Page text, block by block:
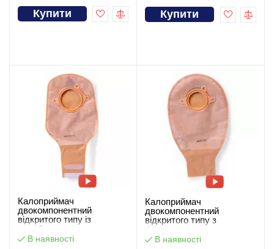
Купити Купити
Калоприймач
двокомпонентний
відкритого типу із
застібкою-липучкою
(мішок), виріз 60 мм
В наявності
Калоприймач
двокомпонентний
відкритого типу з
фільтром і пластиковим
зажимом (мішок),виріз 50
В наявності